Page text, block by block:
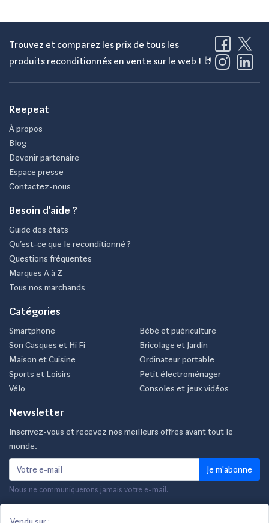
Trouvez et comparez les prix de tous les
produits reconditionnés en vente sur le web ! 🤘
Reepeat
À propos
Blog
Devenir partenaire
Espace presse
Contactez-nous
Besoin d'aide ?
Guide des états
Qu’est-ce que le reconditionné ?
Questions fréquentes
Marques A à Z
Tous nos marchands
Catégories
Smartphone
Son Casques et Hi Fi
Maison et Cuisine
Sports et Loisirs
Vélo
Bébé et puériculture
Bricolage et Jardin
Ordinateur portable
Petit électroménager
Consoles et jeux vidéos
Newsletter
Inscrivez-vous et recevez nos meilleurs offres avant tout le
monde.
Je m'abonne
Nous ne communiquerons jamais votre e-mail.